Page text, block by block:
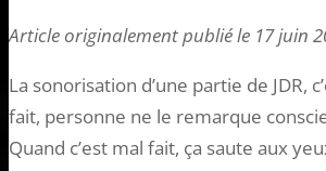
Article originalement publié le 17 juin
La sonorisation d’une partie de JDR,
fait, personne ne le remarque
Quand c’est mal fait, ça saute aux